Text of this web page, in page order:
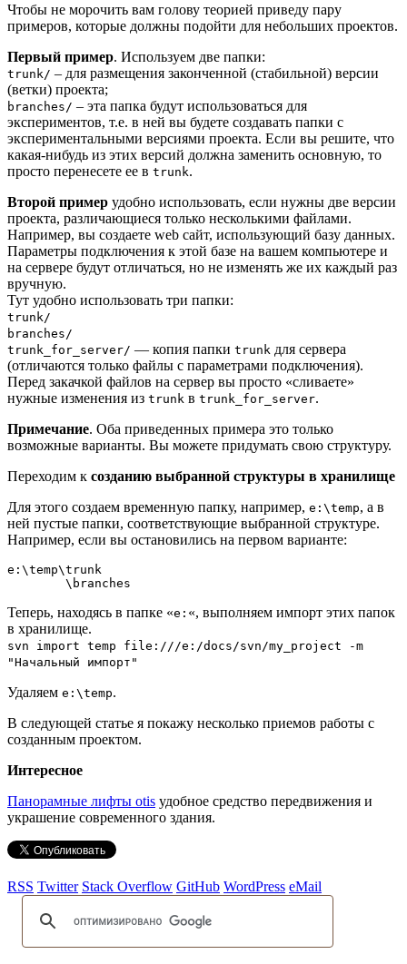
Чтобы не морочить вам голову теорией приведу пару
примеров, которые должны подойти для небольших проектов.
Первый пример. Используем две папки:
trunk/ – для размещения законченной (стабильной) версии
(ветки) проекта;
branches/ – эта папка будут использоваться для
экспериментов, т.е. в ней вы будете создавать папки с
экспериментальными версиями проекта. Если вы решите, что
какая-нибудь из этих версий должна заменить основную, то
просто перенесете ее в trunk.
Второй пример удобно использовать, если нужны две версии
проекта, различающиеся только несколькими файлами.
Например, вы создаете web сайт, использующий базу данных.
Параметры подключения к этой базе на вашем компьютере и
на сервере будут отличаться, но не изменять же их каждый раз
вручную.
Тут удобно использовать три папки:
trunk/
branches/
trunk_for_server/ — копия папки trunk для сервера
(отличаются только файлы с параметрами подключения).
Перед закачкой файлов на сервер вы просто «сливаете»
нужные изменения из trunk в trunk_for_server.
Примечание. Оба приведенных примера это только
возможные варианты. Вы можете придумать свою структуру.
Переходим к созданию выбранной структуры в хранилище
Для этого создаем временную папку, например, e:\temp, а в
ней пустые папки, соответствующие выбранной структуре.
Например, если вы остановились на первом варианте:
e:\temp\trunk
	\branches
Теперь, находясь в папке «e: «, выполняем импорт этих папок
в хранилище.
svn import temp file:///e:/docs/svn/my_project -m
"Начальный импорт"
Удаляем e:\temp.
В следующей статье я покажу несколько приемов работы с
созданным проектом.
Интересное
Панорамные лифты otis удобное средство передвижения и
украшение современного здания.
RSS Twitter Stack Overflow GitHub WordPress eMail